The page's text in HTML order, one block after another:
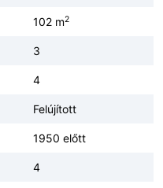
102 m2
3
4
Felújított
1950 előtt
4